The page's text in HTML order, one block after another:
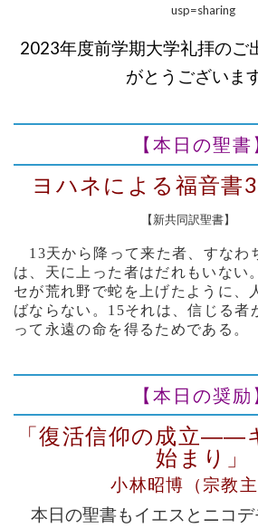
usp=sharing
2023年度前学期大学礼拝のご
がとうございます
【本日の聖書
ヨハネによる福音書
【新共同訳聖書】
13天から降って来た者、すなわ
は、天に上った者はだれもいない
セが荒れ野で蛇を上げたように、
ばならない。15それは、信じる者
って永遠の命を得るためである。
【本日の奨励
「復活信仰の成立――
始まり」
小林昭博（宗教主
本日の聖書もイエスとニコデ